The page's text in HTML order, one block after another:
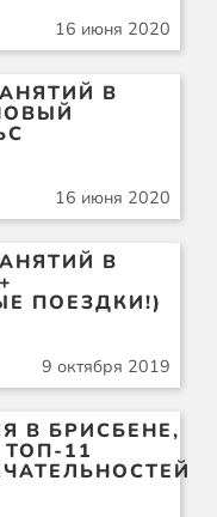
16 июня 2020
В
16 июня 2020
В
ПОЕЗДКИ!)
9 октября 2019
В БРИСБЕНЕ,
11